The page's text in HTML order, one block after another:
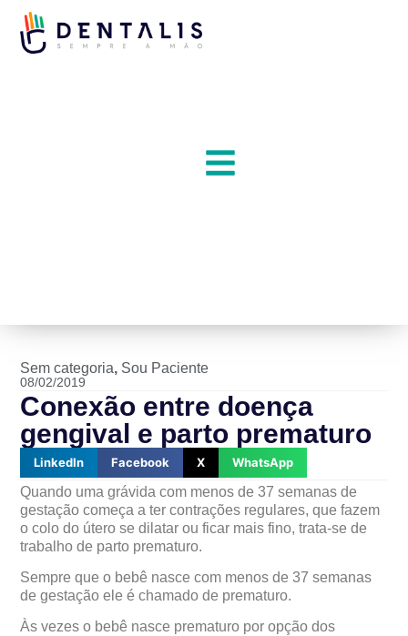
Sem categoria, Sou Paciente
08/02/2019
Conexão entre doença
gengival e parto prematuro
LinkedIn Facebook X WhatsApp
Quando uma grávida com menos de 37 semanas de
gestação começa a ter contrações regulares, que fazem
o colo do útero se dilatar ou ficar mais fino, trata-se de
trabalho de parto prematuro.
Sempre que o bebê nasce com menos de 37 semanas
de gestação ele é chamado de prematuro.
Às vezes o bebê nasce prematuro por opção dos